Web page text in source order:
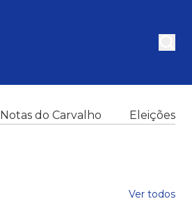
Notas do Carvalho Eleições
Ver todos